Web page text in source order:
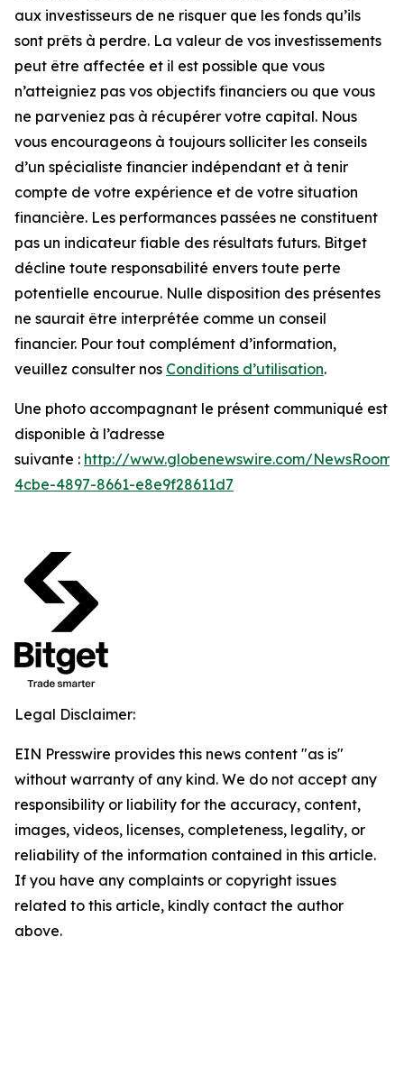
aux investisseurs de ne risquer que les fonds qu’ils
sont prêts à perdre. La valeur de vos investissements
peut être affectée et il est possible que vous
n’atteigniez pas vos objectifs financiers ou que vous
ne parveniez pas à récupérer votre capital. Nous
vous encourageons à toujours solliciter les conseils
d’un spécialiste financier indépendant et à tenir
compte de votre expérience et de votre situation
financière. Les performances passées ne constituent
pas un indicateur fiable des résultats futurs. Bitget
décline toute responsabilité envers toute perte
potentielle encourue. Nulle disposition des présentes
ne saurait être interprétée comme un conseil
financier. Pour tout complément d’information,
veuillez consulter nos Conditions d’utilisation.
Une photo accompagnant le présent communiqué est
disponible à l’adresse
suivante : http://www.globenewswire.com/
4cbe-4897-8661-e8e9f28611d7
Legal Disclaimer:
EIN Presswire provides this news content "as is"
without warranty of any kind. We do not accept any
responsibility or liability for the accuracy, content,
images, videos, licenses, completeness, legality, or
reliability of the information contained in this article.
If you have any complaints or copyright issues
related to this article, kindly contact the author
above.